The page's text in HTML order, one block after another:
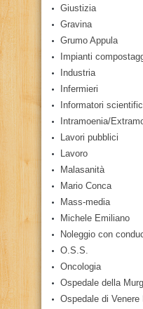
Giustizia
Gravina
Grumo Appula
Impianti
Industria
Infermieri
Informatori
Intramoenia/
Lavori pubblici
Lavoro
Malasanità
Mario Conca
Mass-media
Michele Emiliano
Noleggio con
O.S.S.
Oncologia
Ospedale della
Ospedale di Venere